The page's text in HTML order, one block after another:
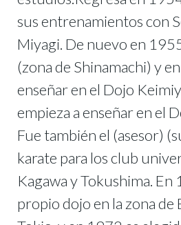
sus entrenamientos con
Miyagi. De nuevo en
(zona de Shinamachi) y
enseñar en el Dojo
empieza a enseñar en el
Fue también el (asesor)
karate para los club
Kagawa y Tokushima. En
propio dojo en la zona de